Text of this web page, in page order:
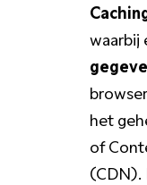
waarbij
het
of
(CDN).